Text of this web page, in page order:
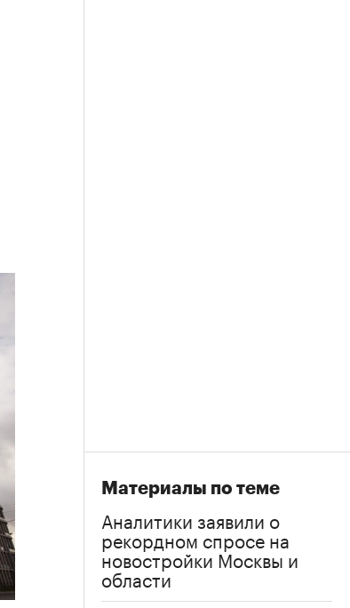
Материалы по теме
Аналитики заявили о
рекордном спросе на
новостройки Москвы и
области